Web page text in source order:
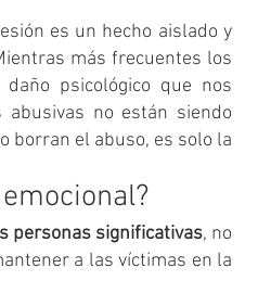
es un hecho aislado y
más frecuentes los
psicológico que nos
no están siendo
borran el abuso, es solo la
personas significativas, no
a las víctimas en la